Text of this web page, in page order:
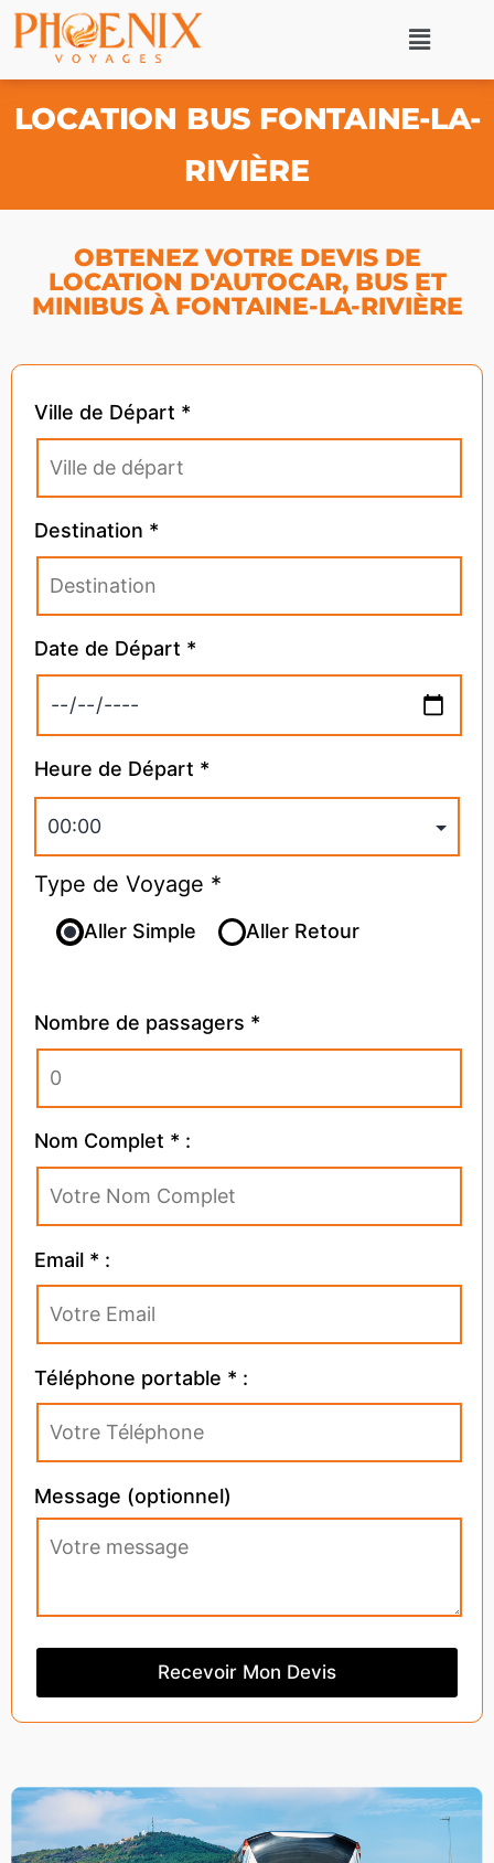
LOCATION BUS FONTAINE-LA-
RIVIÈRE
OBTENEZ VOTRE DEVIS DE
LOCATION D'AUTOCAR, BUS ET
MINIBUS À FONTAINE-LA-RIVIÈRE
Ville de Départ *
Destination *
Date de Départ *
Heure de Départ *
Type de Voyage *
Aller Simple Aller Retour
Nombre de passagers *
Nom Complet * :
Email * :
Téléphone portable * :
Message (optionnel)